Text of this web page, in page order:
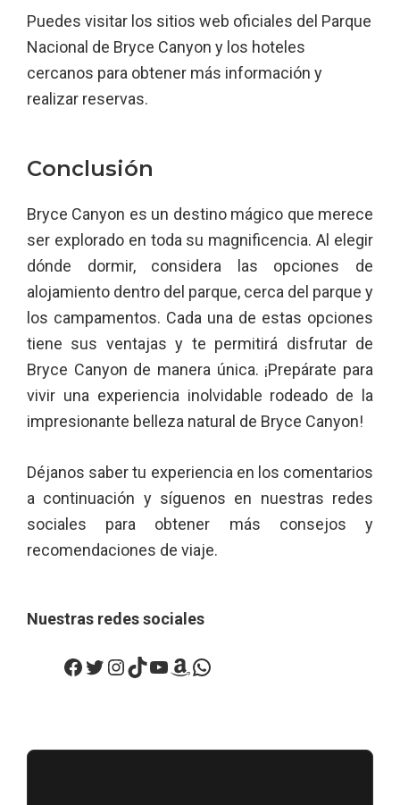
Puedes visitar los sitios web oficiales del Parque
Nacional de Bryce Canyon y los hoteles
cercanos para obtener más información y
realizar reservas.
Conclusión
Bryce Canyon es un destino mágico que merece
ser explorado en toda su magnificencia. Al elegir
dónde dormir, considera las opciones de
alojamiento dentro del parque, cerca del parque y
los campamentos. Cada una de estas opciones
tiene sus ventajas y te permitirá disfrutar de
Bryce Canyon de manera única. ¡Prepárate para
vivir una experiencia inolvidable rodeado de la
impresionante belleza natural de Bryce Canyon!
Déjanos saber tu experiencia en los comentarios
a continuación y síguenos en nuestras redes
sociales para obtener más consejos y
recomendaciones de viaje.
Nuestras redes sociales
Facebook
Twitter
Instagram
TikTok
YouTube
Amazon
WhatsApp